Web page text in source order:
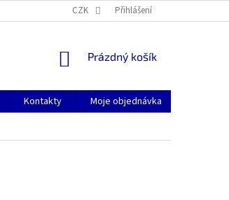
CZK Přihlášení
NÁKUPNÍ
Prázdný košík
Kontakty
Moje objednávka